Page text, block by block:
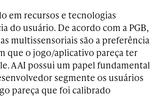
em recursos e tecnologias
do usuário. De acordo com a PGB,
multissensoriais são a preferência
que o jogo/aplicativo pareça ter
A AI possui um papel fundamental
segmente os usuários
pareça que foi calibrado